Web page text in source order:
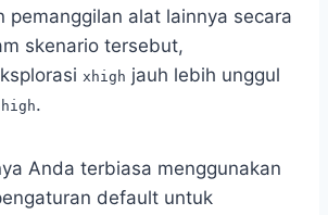
pemanggilan alat lainnya secara
skenario tersebut,
xhigh jauh lebih unggul
high.
Anda terbiasa menggunakan
default untuk